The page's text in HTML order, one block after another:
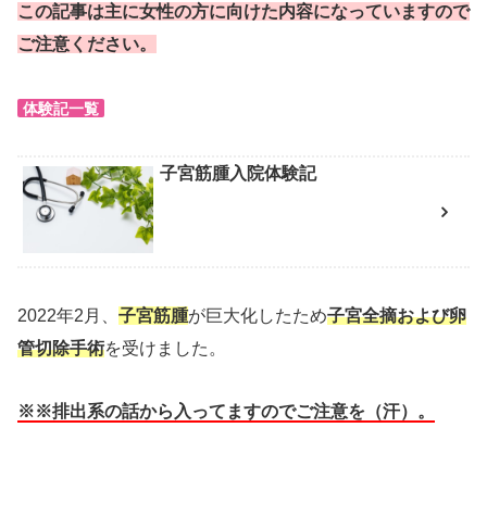
この記事は主に女性の方に向けた内容になっていますので
ご注意ください。
体験記一覧
子宮筋腫入院体験記
2022年2月、 子宮筋腫が巨大化したため子宮全摘および卵
管切除手術を受けました。
※※排出系の話から入ってますのでご注意を（汗）。